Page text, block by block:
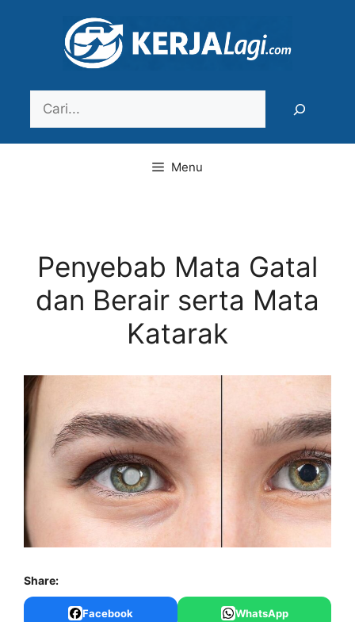
Menu
Penyebab Mata Gatal
dan Berair serta Mata
Katarak
Share:
Facebook WhatsApp